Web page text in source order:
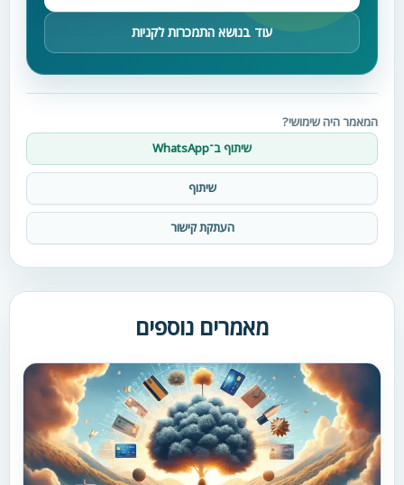
עוד בנושא התמכרות לקניות
המאמר היה שימושי?
שיתוף ב־WhatsApp
שיתוף
העתקת קישור
מאמרים נוספים